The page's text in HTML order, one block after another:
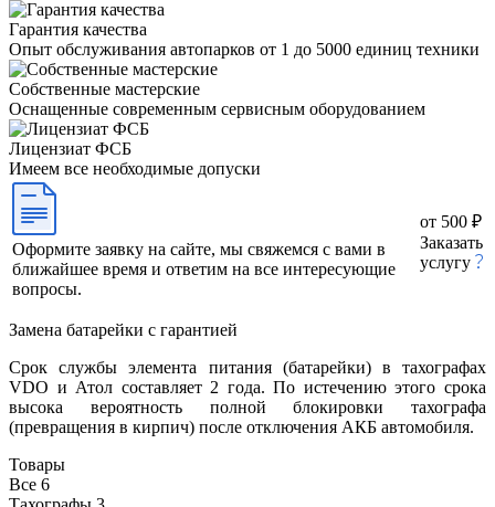
Гарантия качества
Опыт обслуживания автопарков от 1 до 5000 единиц техники
Собственные мастерские
Оснащенные современным сервисным оборудованием
Лицензиат ФСБ
Имеем все необходимые допуски
Оформите заявку на сайте, мы свяжемся с вами в
ближайшее время и ответим на все интересующие
вопросы.
от 500 ₽
Заказать
услугу
Замена батарейки с гарантией
Срок службы элемента питания (батарейки) в тахографах
VDO и Атол составляет 2 года. По истечению этого срока
высока вероятность полной блокировки тахографа
(превращения в кирпич) после отключения АКБ автомобиля.
Товары
Все 6